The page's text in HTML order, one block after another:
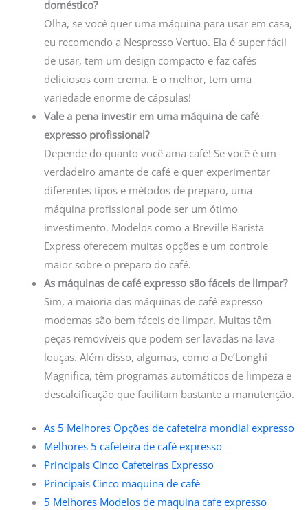
doméstico?
Olha, se você quer uma máquina para usar em casa,
eu recomendo a Nespresso Vertuo. Ela é super fácil
de usar, tem um design compacto e faz cafés
deliciosos com crema. E o melhor, tem uma
variedade enorme de cápsulas!
Vale a pena investir em uma máquina de café
expresso profissional?
Depende do quanto você ama café! Se você é um
verdadeiro amante de café e quer experimentar
diferentes tipos e métodos de preparo, uma
máquina profissional pode ser um ótimo
investimento. Modelos como a Breville Barista
Express oferecem muitas opções e um controle
maior sobre o preparo do café.
As máquinas de café expresso são fáceis de limpar?
Sim, a maioria das máquinas de café expresso
modernas são bem fáceis de limpar. Muitas têm
peças removíveis que podem ser lavadas na lava-
louças. Além disso, algumas, como a De’Longhi
Magnifica, têm programas automáticos de limpeza e
descalcificação que facilitam bastante a manutenção.
As 5 Melhores Opções de cafeteira mondial expresso
Melhores 5 cafeteira de café expresso
Principais Cinco Cafeteiras Expresso
Principais Cinco maquina de café
5 Melhores Modelos de maquina cafe expresso